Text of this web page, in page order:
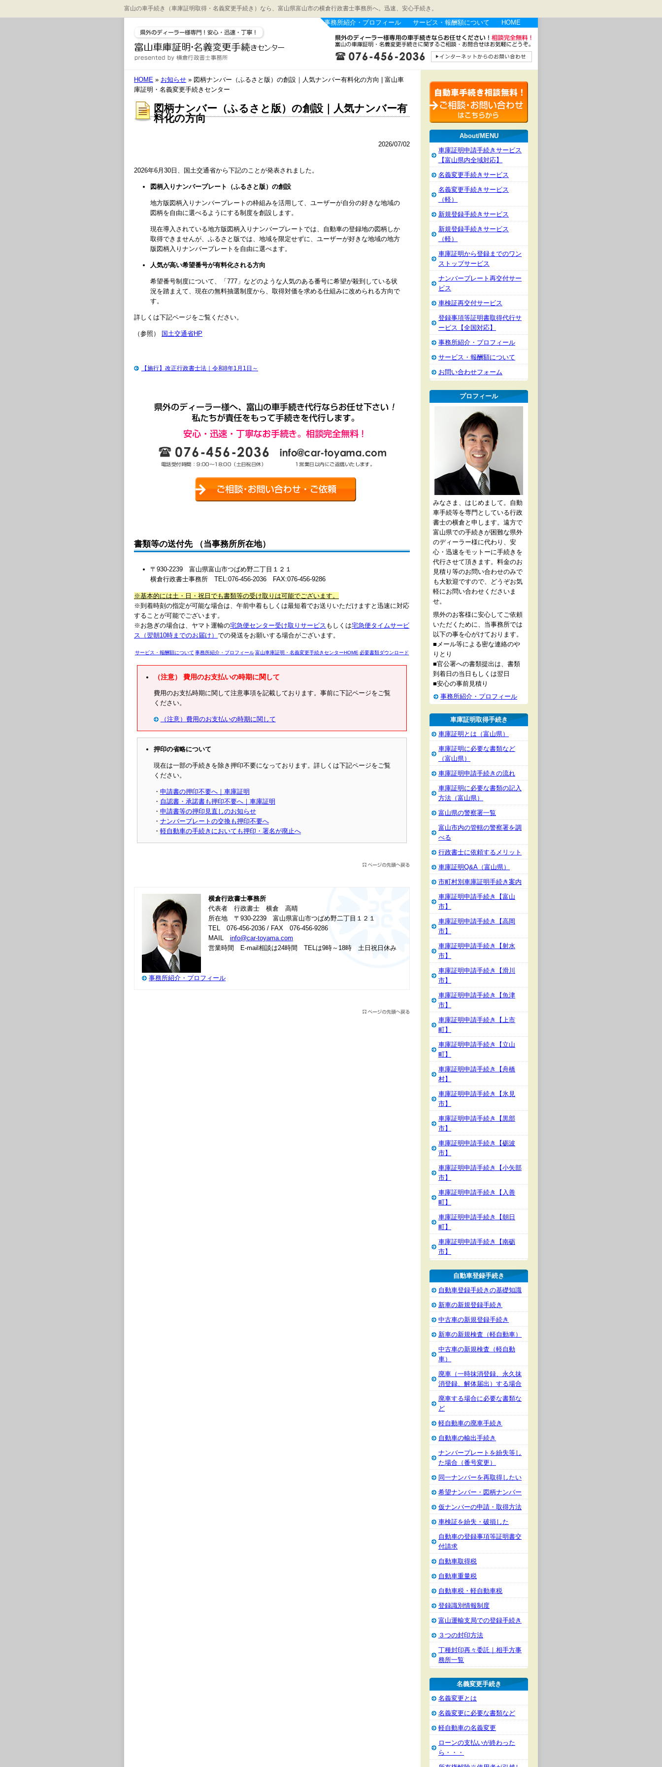
富山の車手続き（車庫証明取得・名義変更手続き）なら、富山県富山市の横倉行政書士事務所へ。迅速、安心手続き。
事務所紹介・プロフィール サービス・報酬額について HOME
HOME » お知らせ » 図柄ナンバー（ふるさと版）の創設｜人気ナンバー有料化の方向 | 富山車
庫証明・名義変更手続きセンター
図柄ナンバー（ふるさと版）の創設｜人気ナンバー有
料化の方向
2026/07/02
2026年6月30日、国土交通省から下記のことが発表されました。
図柄入りナンバープレート（ふるさと版）の創設
地方版図柄入りナンバープレートの枠組みを活用して、ユーザーが自分の好きな地域の
図柄を自由に選べるようにする制度を創設します。
現在導入されている地方版図柄入りナンバープレートでは、自動車の登録地の図柄しか
取得できませんが、ふるさと版では、地域を限定せずに、ユーザーが好きな地域の地方
版図柄入りナンバープレートを自由に選べます。
人気が高い希望番号が有料化される方向
希望番号制度について、「777」などのような人気のある番号に希望が殺到している状
況を踏まえて、現在の無料抽選制度から、取得対価を求める仕組みに改められる方向で
す。
詳しくは下記ページをご覧ください。
（参照） 国土交通省HP
【施行】改正行政書士法｜令和8年1月1日～
書類等の送付先 （当事務所所在地）
〒930-2239 富山県富山市つばめ野二丁目１２１
横倉行政書士事務所 TEL:076-456-2036 FAX:076-456-9286
※基本的には土・日・祝日でも書類等の受け取りは可能でございます。
※到着時刻の指定が可能な場合は、午前中着もしくは最短着でお送りいただけますと迅速に対応
することが可能でございます。
※お急ぎの場合は、ヤマト運輸の宅急便センター受け取りサービス もしくは宅急便タイムサービ
ス（翌朝10時までのお届け） での発送をお願いする場合がございます。
サービス・報酬額について 事務所紹介・プロフィール富山車庫証明・名義変更手続きセンターHOME 必要書類ダウンロード
（注意） 費用のお支払いの時期に関して
費用のお支払時期に関して注意事項を記載しております。事前に下記ページをご覧
ください。
（注意）費用のお支払いの時期に関して
押印の省略について
現在は一部の手続きを除き押印不要になっております。詳しくは下記ページをご覧
ください。
・ 申請書の押印不要へ｜車庫証明
・ 自認書・承諾書も押印不要へ｜車庫証明
・ 申請書等の押印見直しのお知らせ
・ ナンバープレートの交換も押印不要へ
・ 軽自動車の手続きにおいても押印・署名が廃止へ
横倉行政書士事務所
代表者 行政書士 横倉 高晴
所在地 〒930-2239 富山県富山市つばめ野二丁目１２１
TEL 076-456-2036 / FAX 076-456-9286
MAIL info@car-toyama.com
営業時間 E-mail相談は24時間 TELは9時～18時 土日祝日休み
事務所紹介・プロフィール
About/MENU
車庫証明申請手続きサービス
【富山県内全域対応】
名義変更手続きサービス
名義変更手続きサービス
（軽）
新規登録手続きサービス
新規登録手続きサービス
（軽）
車庫証明から登録までのワン
ストップサービス
ナンバープレート再交付サー
ビス
車検証再交付サービス
登録事項等証明書取得代行サ
ービス【全国対応】
事務所紹介・プロフィール
サービス・報酬額について
お問い合わせフォーム
プロフィール
みなさま、はじめまして。自動
車手続等を専門としている行政
書士の横倉と申します。遠方で
富山県での手続きが困難な県外
のディーラー様に代わり、安
心・迅速をモットーに手続きを
代行させて頂きます。料金のお
見積り等のお問い合わせのみで
も大歓迎ですので、どうぞお気
軽にお問い合わせくださいま
せ。
県外のお客様に安心してご依頼
いただくために、当事務所では
以下の事を心がけております。
■メール等による密な連絡のや
りとり
■官公署への書類提出は、書類
到着日の当日もしくは翌日
■安心の事前見積り
事務所紹介・プロフィール
車庫証明取得手続き
車庫証明とは（富山県）
車庫証明に必要な書類など
（富山県）
車庫証明申請手続きの流れ
車庫証明に必要な書類の記入
方法（富山県）
富山県の警察署一覧
富山市内の管轄の警察署を調
べる
行政書士に依頼するメリット
車庫証明Q&A（富山県）
市町村別車庫証明手続き案内
車庫証明申請手続き【富山
市】
車庫証明申請手続き【高岡
市】
車庫証明申請手続き【射水
市】
車庫証明申請手続き【滑川
市】
車庫証明申請手続き【魚津
市】
車庫証明申請手続き【上市
町】
車庫証明申請手続き【立山
町】
車庫証明申請手続き【舟橋
村】
車庫証明申請手続き【氷見
市】
車庫証明申請手続き【黒部
市】
車庫証明申請手続き【砺波
市】
車庫証明申請手続き【小矢部
市】
車庫証明申請手続き【入善
町】
車庫証明申請手続き【朝日
町】
車庫証明申請手続き【南砺
市】
自動車登録手続き
自動車登録手続きの基礎知識
新車の新規登録手続き
中古車の新規登録手続き
新車の新規検査（軽自動車）
中古車の新規検査（軽自動
車）
廃車（一時抹消登録、永久抹
消登録、解体届出）する場合
廃車する場合に必要な書類な
ど
軽自動車の廃車手続き
自動車の輸出手続き
ナンバープレートを紛失等し
た場合（番号変更）
同一ナンバーを再取得したい
希望ナンバー・図柄ナンバー
仮ナンバーの申請・取得方法
車検証を紛失・破損した
自動車の登録事項等証明書交
付請求
自動車取得税
自動車重量税
自動車税・軽自動車税
登録識別情報制度
富山運輸支局での登録手続き
３つの封印方法
丁種封印再々委託｜相手方事
務所一覧
名義変更手続き
名義変更とは
名義変更に必要な書類など
軽自動車の名義変更
ローンの支払いが終わった
ら・・・